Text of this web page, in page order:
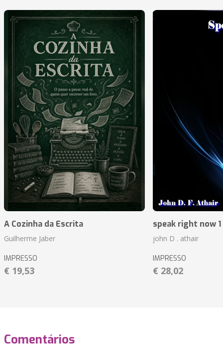
A Cozinha da Escrita
Guilherme Jaber
IMPRESSO
€ 19,53
speak right now
john D . athair
IMPRESSO
€ 28,02
Comentários